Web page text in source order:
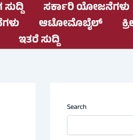
ಸರ್ಕಾರಿ ಯೋಜನೆಗಳು
ಆಟೋಮೊಬೈಲ್
ಇತರೆ ಸುದ್ದಿ
Search